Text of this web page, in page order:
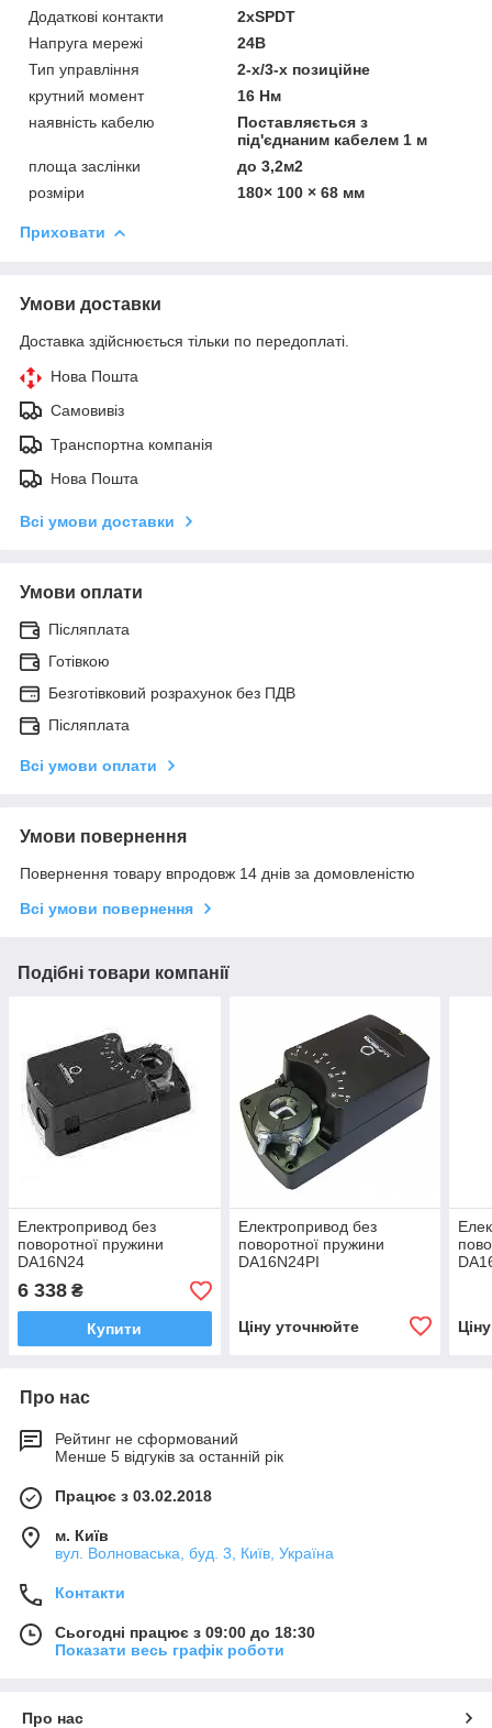
Додаткові контакти
2хSPDT
Напруга мережі
24В
Тип управління
2-х/3-х позиційне
крутний момент
16 Нм
наявність кабелю
Поставляється з
під'єднаним кабелем 1 м
площа заслінки
до 3,2м2
розміри
180× 100 × 68 мм
Приховати
Умови доставки
Доставка здійснюється тільки по передоплаті.
Нова Пошта
Самовивіз
Транспортна компанія
Нова Пошта
Всі умови доставки
Умови оплати
Післяплата
Готівкою
Безготівковий розрахунок без ПДВ
Післяплата
Всі умови оплати
Умови повернення
Повернення товару впродовж 14 днів за домовленістю
Всі умови повернення
Подібні товари компанії
Електропривод без
поворотної пружини
DA16N24
6 338 ₴
Купити
Електропривод без
поворотної пружини
DA16N24PI
Ціну уточнюйте
Про нас
Рейтинг не сформований
Менше 5 відгуків за останній рік
Працює з 03.02.2018
м. Київ
вул. Волноваська, буд. 3, Київ, Україна
Контакти
Сьогодні працює з 09:00 до 18:30
Показати весь графік роботи
Про нас